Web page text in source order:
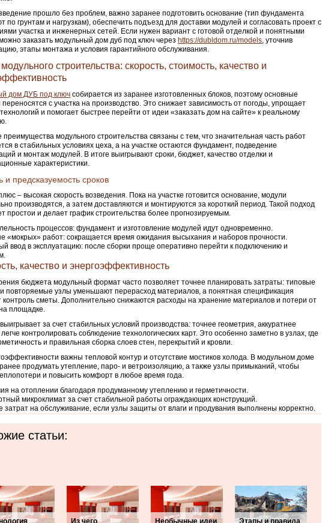
прошло без проблем, важно заранее подготовить основание (тип фундамента
по грунтам и нагрузкам), обеспечить подъезд для доставки модулей и согласовать проект с
участка и инженерных сетей. Если нужен вариант с готовой отделкой и понятными
заказать модульный дом дуб под ключ через https://dubldom.ru/models, уточнив
этапы монтажа и условия гарантийного обслуживания.
строительства: скорость, стоимость, качество и
дом ДУБ под ключ собирается из заранее изготовленных блоков, поэтому основные
с участка на производство. Это снижает зависимость от погоды, упрощает
и помогает быстрее перейти от идеи «заказать дом на сайте» к реальному
преимущества модульного строительства связаны с тем, что значительная часть работ
в стабильных условиях цеха, а на участке остаются фундамент, подведение
и монтаж модулей. В итоге выигрывают сроки, бюджет, качество отделки и
характеристики.
и предсказуемость сроков
– высокая скорость возведения. Пока на участке готовится основание, модули
производятся, а затем доставляются и монтируются за короткий период. Такой подход
простои и делает график строительства более прогнозируемым.
процессов: фундамент и изготовление модулей идут одновременно.
«мокрых» работ: сокращается время ожидания высыхания и наборов прочности.
ввод в эксплуатацию: после сборки проще оперативно перейти к подключению и
качество и энергоэффективность
бюджета модульный формат часто позволяет точнее планировать затраты: типовые
повторяемые узлы уменьшают перерасход материалов, а понятная спецификация
контроль сметы. Дополнительно снижаются расходы на хранение материалов и потери от
площадке.
за счет стабильных условий производства: точнее геометрия, аккуратнее
легче контролировать соблюдение технологических карт. Это особенно заметно в узлах, где
и правильная сборка слоев стен, перекрытий и кровли.
важны тепловой контур и отсутствие мостиков холода. В модульном доме
продумать утепление, паро- и ветроизоляцию, а также узлы примыканий, чтобы
и повысить комфорт в любое время года.
на отоплении благодаря продуманному утеплению и герметичности.
микроклимат за счет стабильной работы ограждающих конструкций.
затрат на обслуживание, если узлы защиты от влаги и продувания выполнены корректно.
статьи:
Из чего Необычные идеи Этапы и правила